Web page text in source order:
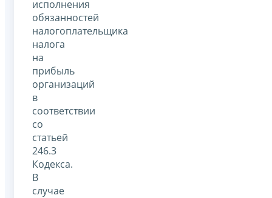
исполнения
обязанностей
налогоплательщика
налога
на
прибыль
организаций
в
соответствии
со
статьей
246.3
Кодекса.
В
случае